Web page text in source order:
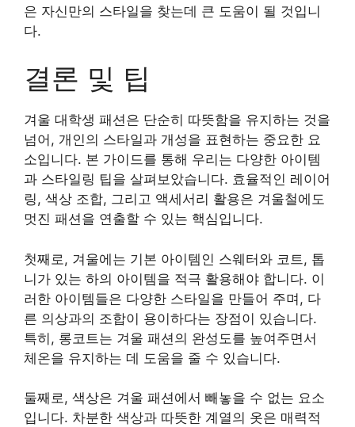
은 자신만의 스타일을 찾는데 큰 도움이 될 것입니
다.
결론 및 팁
겨울 대학생 패션은 단순히 따뜻함을 유지하는 것을
넘어, 개인의 스타일과 개성을 표현하는 중요한 요
소입니다. 본 가이드를 통해 우리는 다양한 아이템
과 스타일링 팁을 살펴보았습니다. 효율적인 레이어
링, 색상 조합, 그리고 액세서리 활용은 겨울철에도
멋진 패션을 연출할 수 있는 핵심입니다.
첫째로, 겨울에는 기본 아이템인 스웨터와 코트, 톱
니가 있는 하의 아이템을 적극 활용해야 합니다. 이
러한 아이템들은 다양한 스타일을 만들어 주며, 다
른 의상과의 조합이 용이하다는 장점이 있습니다.
특히, 롱코트는 겨울 패션의 완성도를 높여주면서
체온을 유지하는 데 도움을 줄 수 있습니다.
둘째로, 색상은 겨울 패션에서 빼놓을 수 없는 요소
입니다. 차분한 색상과 따뜻한 계열의 옷은 매력적